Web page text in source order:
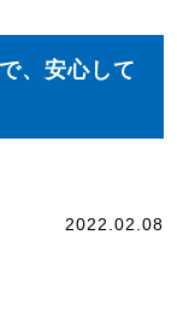
、安心して
2022.02.08